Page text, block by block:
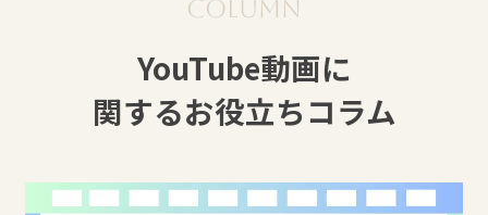
YouTube動画に
関するお役立ちコラム